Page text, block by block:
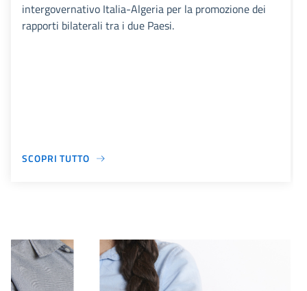
intergovernativo Italia-Algeria per la promozione dei
rapporti bilaterali tra i due Paesi.
SCOPRI TUTTO